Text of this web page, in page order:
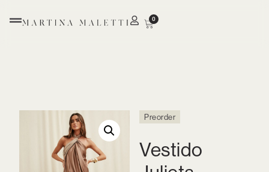
0
Preorder
Vestido